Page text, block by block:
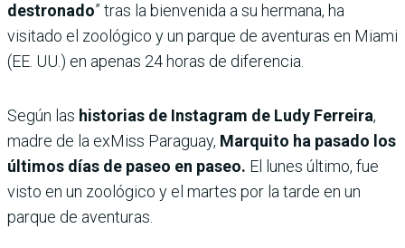
destronado” tras la bienvenida a su hermana, ha
visitado el zoológico y un parque de aventuras en Miami
(EE. UU.) en apenas 24 horas de diferencia.
Según las historias de Instagram de Ludy Ferreira,
madre de la exMiss Paraguay, Marquito ha pasado los
últimos días de paseo en paseo. El lunes último, fue
visto en un zoológico y el martes por la tarde en un
parque de aventuras.